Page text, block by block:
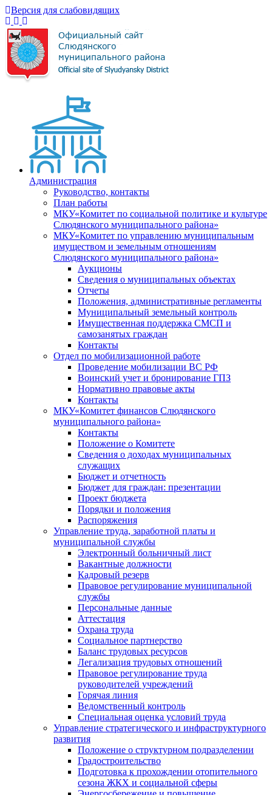
Версия для слабовидящих
Администрация
Руководство, контакты
План работы
МКУ«Комитет по социальной политике и культуре
Слюдянского муниципального района»
МКУ«Комитет по управлению муниципальным
имуществом и земельным отношениям
Слюдянского муниципального района»
Аукционы
Сведения о муниципальных объектах
Отчеты
Положения, административные регламенты
Муниципальный земельный контроль
Имущественная поддержка СМСП и
самозанятых граждан
Контакты
Отдел по мобилизационной работе
Проведение мобилизации ВС РФ
Воинский учет и бронирование ГПЗ
Нормативно правовые акты
Контакты
МКУ«Комитет финансов Слюдянского
муниципального района»
Контакты
Положение о Комитете
Сведения о доходах муниципальных
служащих
Бюджет и отчетность
Бюджет для граждан: презентации
Проект бюджета
Порядки и положения
Распоряжения
Управление труда, заработной платы и
муниципальной службы
Электронный больничный лист
Вакантные должности
Кадровый резерв
Правовое регулирование муниципальной
службы
Персональные данные
Аттестация
Охрана труда
Социальное партнерство
Баланс трудовых ресурсов
Легализация трудовых отношений
Правовое регулирование труда
руководителей учреждений
Горячая линия
Ведомственный контроль
Специальная оценка условий труда
Управление стратегического и инфраструктурного
развития
Положение о структурном подразделении
Градостроительство
Подготовка к прохождении отопительного
сезона ЖКХ и социальной сферы